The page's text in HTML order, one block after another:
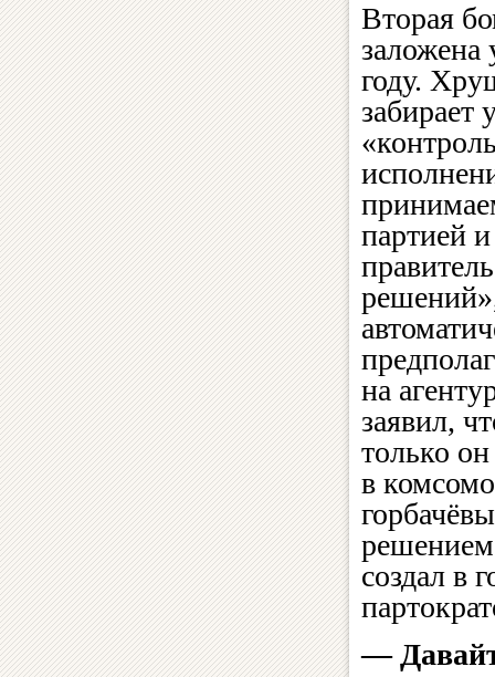
Вторая
заложена
году.
забирает
партией и
на
заявил,
только он
в
решением
создал в
—